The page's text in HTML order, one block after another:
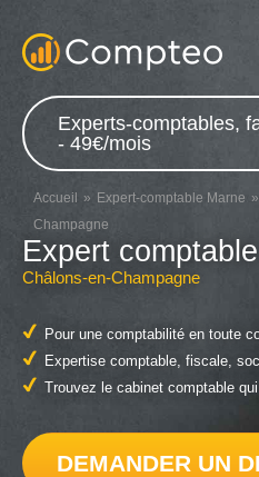
Experts-comptables,
- 49€/mois
Accueil Expert-comptable Marne
Champagne
Expert comptable
Châlons-en-Champagne
Pour une comptabilité en toute
Expertise comptable, fiscale,
Trouvez le cabinet comptable
DEMANDER UN